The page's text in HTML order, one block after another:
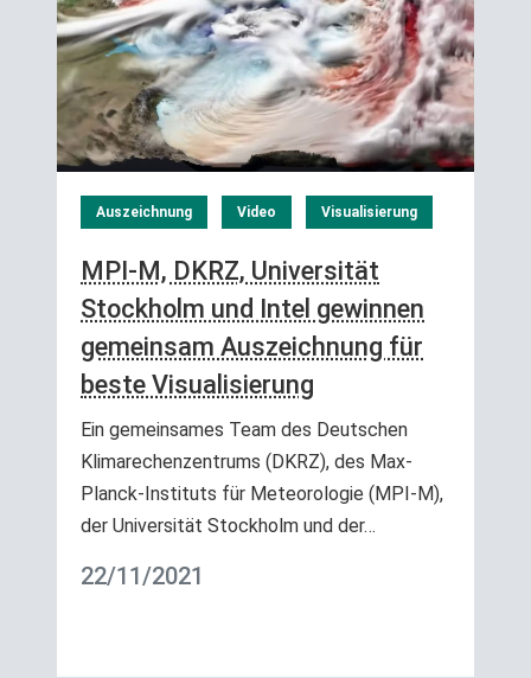
Auszeichnung Video Visualisierung
MPI-M, DKRZ, Universität
Stockholm und Intel gewinnen
gemeinsam Auszeichnung für
beste Visualisierung
Ein gemeinsames Team des Deutschen
Klimarechenzentrums (DKRZ), des Max-
Planck-Instituts für Meteorologie (MPI-M),
der Universität Stockholm und der…
22/11/2021